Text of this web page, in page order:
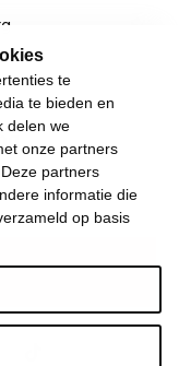
te
te bieden en
delen we
onze partners
partners
informatie die
op basis